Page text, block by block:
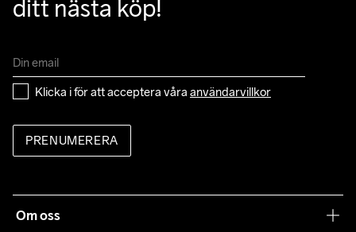
ditt nästa köp!
Klicka i för att acceptera våra användarvillkor
PRENUMERERA
Om oss